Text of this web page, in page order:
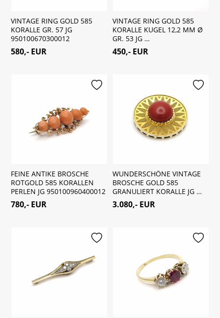
VINTAGE RING GOLD 585
KORALLE GR. 57 JG
950100670300012
580,- EUR
VINTAGE RING GOLD 585
KORALLE KUGEL 12,2 MM Ø
GR. 53 JG …
450,- EUR
merken
FEINE ANTIKE BROSCHE
ROTGOLD 585 KORALLEN
PERLEN JG 950100960400012
780,- EUR
merken
WUNDERSCHÖNE VINTAGE
BROSCHE GOLD 585
GRANULIERT KORALLE JG …
3.080,- EUR
merken merken